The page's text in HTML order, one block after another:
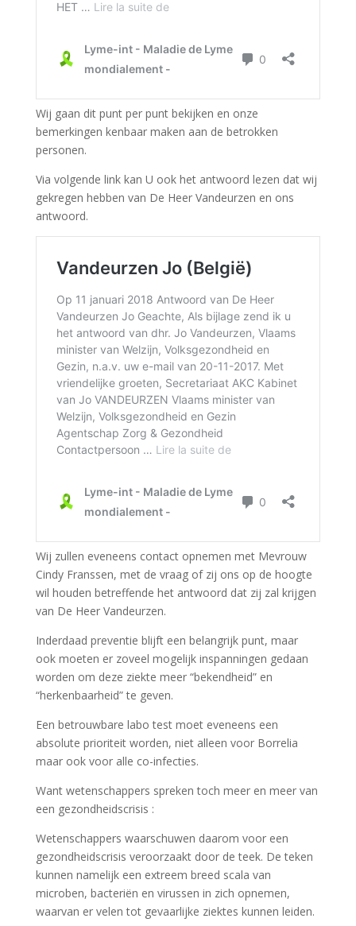
Wij gaan dit punt per punt bekijken en onze
bemerkingen kenbaar maken aan de betrokken
personen.
Via volgende link kan U ook het antwoord lezen dat wij
gekregen hebben van De Heer Vandeurzen en ons
antwoord.
Wij zullen eveneens contact opnemen met Mevrouw
Cindy Franssen, met de vraag of zij ons op de hoogte
wil houden betreffende het antwoord dat zij zal krijgen
van De Heer Vandeurzen.
Inderdaad preventie blijft een belangrijk punt, maar
ook moeten er zoveel mogelijk inspanningen gedaan
worden om deze ziekte meer “bekendheid” en
“herkenbaarheid” te geven.
Een betrouwbare labo test moet eveneens een
absolute prioriteit worden, niet alleen voor Borrelia
maar ook voor alle co-infecties.
Want wetenschappers spreken toch meer en meer van
een gezondheidscrisis :
Wetenschappers waarschuwen daarom voor een
gezondheidscrisis veroorzaakt door de teek. De teken
kunnen namelijk een extreem breed scala van
microben, bacteriën en virussen in zich opnemen,
waarvan er velen tot gevaarlijke ziektes kunnen leiden.